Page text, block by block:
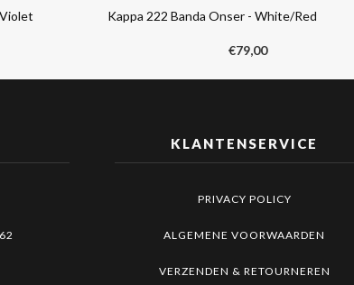
Kappa 222 Banda Onser - White/Red
€79,00
KLANTENSERVICE
PRIVACY POLICY
ALGEMENE VOORWAARDEN
VERZENDEN & RETOURNEREN